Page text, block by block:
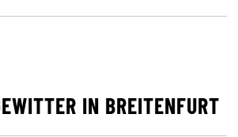
IN BREITENFURT